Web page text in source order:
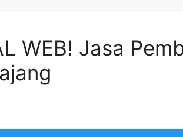
WEB! Jasa